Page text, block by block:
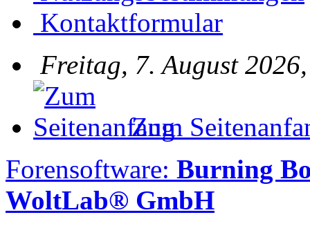
Kontaktformular
Freitag, 7. August
Zum
Forensoftware: Burning
WoltLab® GmbH